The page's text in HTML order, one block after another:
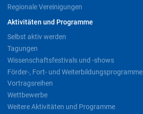
Regionale Vereinigungen
Aktivitäten und Programme
Selbst aktiv werden
Tagungen
Wissenschaftsfestivals und -shows
Förder-, Fort- und Weiterbildungsprogramme
Vortragsreihen
Wettbewerbe
Weitere Aktivitäten und Programme